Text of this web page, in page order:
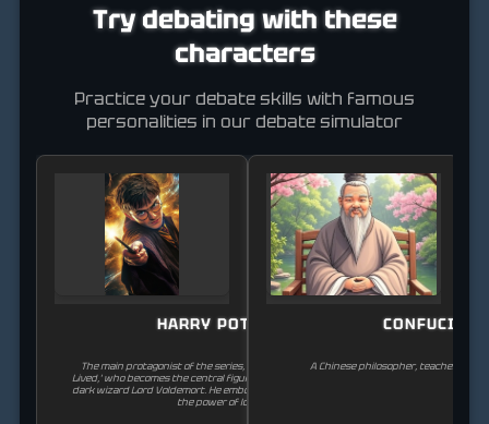
Try debating with these
characters
Practice your debate skills with famous
personalities in our debate simulator
HARRY POTTER
The main protagonist of the series, known as 'The Boy Who
Lived,' who becomes the central figure in the fight against the
dark wizard Lord Voldemort. He embodies bravery, loyalty, and
the power of love.
CONFUCIUS
A Chinese philosopher, teacher, and